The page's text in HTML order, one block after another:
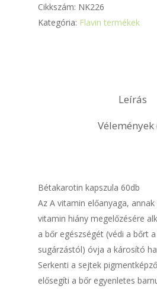
Cikkszám: NK226
Kategória: Flavin termékek
Leírás
Vélemények
Bétakarotin kapszula 60db
Az A vitamin előanyaga,
vitamin hiány megelőzésére
a bőr egészségét (védi a bőrt
sugárzástól) óvja a károsító
Serkenti a sejtek
elősegíti a bőr egyenletes